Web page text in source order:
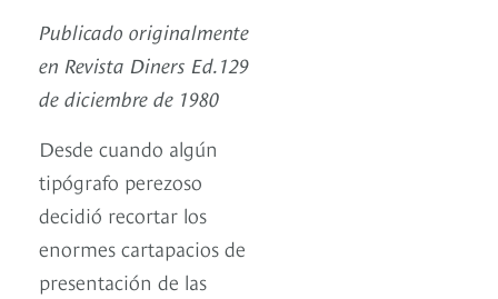
Publicado originalmente
en Revista Diners Ed.129
de diciembre de 1980
Desde cuando algún
tipógrafo perezoso
decidió recortar los
enormes cartapacios de
presentación de las